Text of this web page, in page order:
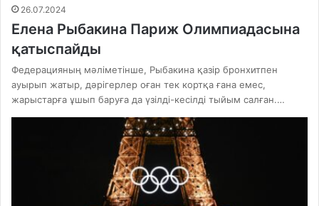
26.07.2024
Елена Рыбакина Париж Олимпиадасына
қатыспайды
Федерацияның мәліметінше, Рыбакина қазір бронхитпен
ауырып жатыр, дәрігерлер оған тек кортқа ғана емес,
жарыстарға ұшып баруға да үзілді-кесілді тыйым салған.…